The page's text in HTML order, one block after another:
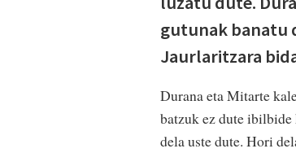
gutunak banatu
Jaurlaritzara
Durana eta Mitarte
batzuk ez dute ibilbide
dela uste dute. Hori